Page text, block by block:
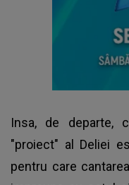
Insa, de departe,
"proiect" al Deliei
pentru care